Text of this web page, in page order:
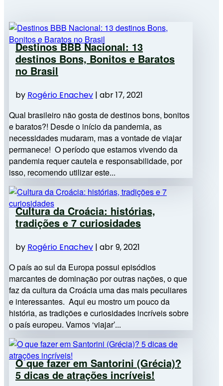
Destinos BBB Nacional: 13
destinos Bons, Bonitos e Baratos
no Brasil
by Rogério Enachev | abr 17, 2021
Qual brasileiro não gosta de destinos bons, bonitos
e baratos?! Desde o início da pandemia, as
necessidades mudaram, mas a vontade de viajar
permanece! O período que estamos vivendo da
pandemia requer cautela e responsabilidade, por
isso, recomendo utilizar este...
Cultura da Croácia: histórias,
tradições e 7 curiosidades
by Rogério Enachev | abr 9, 2021
O país ao sul da Europa possui episódios
marcantes de dominação por outras nações, o que
faz da cultura da Croácia uma das mais peculiares
e interessantes. Aqui eu mostro um pouco da
história, as tradições e curiosidades incríveis sobre
o país europeu. Vamos ‘viajar’...
O que fazer em Santorini (Grécia)?
5 dicas de atrações incríveis!